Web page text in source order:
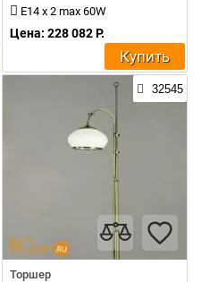
E14 x 2 max 60W
Цена: 228 082 Р.
Купить
32545
Торшер